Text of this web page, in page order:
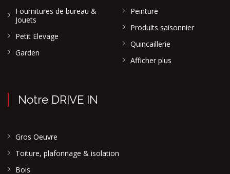
Fournitures de bureau &
Jouets
Petit Elevage
Garden
Peinture
Produits saisonnier
Quincaillerie
Afficher plus
Notre DRIVE IN
Gros Oeuvre
Toiture, plafonnage & isolation
Bois